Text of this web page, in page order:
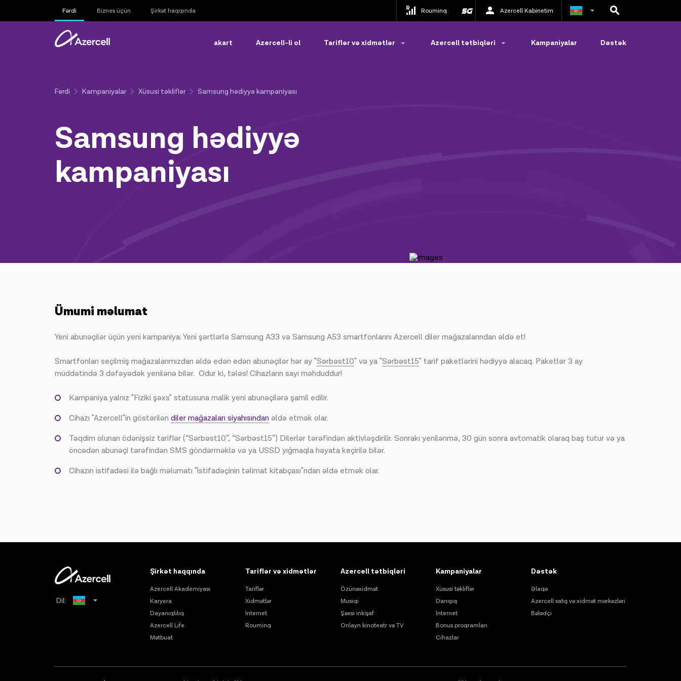
Fərdi Biznes üçün Şirkət haqqında Rouminq Azercell Kabinetim
akart Azercell-li ol Tariflər və xidmətlər Azercell tətbiqləri Kampaniyalar Dəstək
Fərdi Kampaniyalar Xüsusi təkliflər Samsung hədiyyə kampaniyası
Samsung hədiyyə
kampaniyası
Ümumi məlumat
Yeni abunəçilər üçün yeni kampaniya: Yeni şərtlərlə Samsung A33 və Samsung A53 smartfonlarını Azercell diler mağazalarından əldə et!
Smartfonları seçilmiş mağazalarımızdan əldə edən edən abunəçilər hər ay "Sərbəst10" və ya "Sərbəst15" tarif paketlərini hədiyyə alacaq. Paketlər 3 ay
müddətində 3 dəfəyədək yenilənə bilər. Odur ki, tələs! Cihazların sayı məhduddur!
Kampaniya yalnız "Fiziki şəxs" statusuna malik yeni abunəçilərə şamil edilir.
Cihazı "Azercell"in göstərilən diler mağazaları siyahısındanəldə etmək olar.
Təqdim olunan ödənişsiz tariflər (“Sərbəst10”, “Sərbəst15”) Dilerlər tərəfindən aktivləşdirilir. Sonrakı yenilənmə, 30 gün sonra avtomatik olaraq baş tutur və ya
öncədən abunəçi tərəfindən SMS göndərməklə və ya USSD yığmaqla həyata keçirilə bilər.
Cihazın istifadəsi ilə bağlı məlumatı "İstifadəçinin təlimat kitabçası"ndan əldə etmək olar.
Dil:
Şirkət haqqında
Azercell Akademiyası
Karyera
Dayanıqlılıq
Azercell Life
Mətbuat
Tariflər və xidmətlər
Tariflər
Xidmətlər
İnternet
Rouminq
Azercell tətbiqləri
Özünəxidmət
Musiqi
Şəxsi inkişaf
Onlayn kinoteatr və TV
Kampaniyalar
Xüsusi təkliflər
Danışıq
İnternet
Bonus proqramları
Cihazlar
Dəstək
Əlaqə
Azercell satış və xidmət mərkəzləri
Bələdçi